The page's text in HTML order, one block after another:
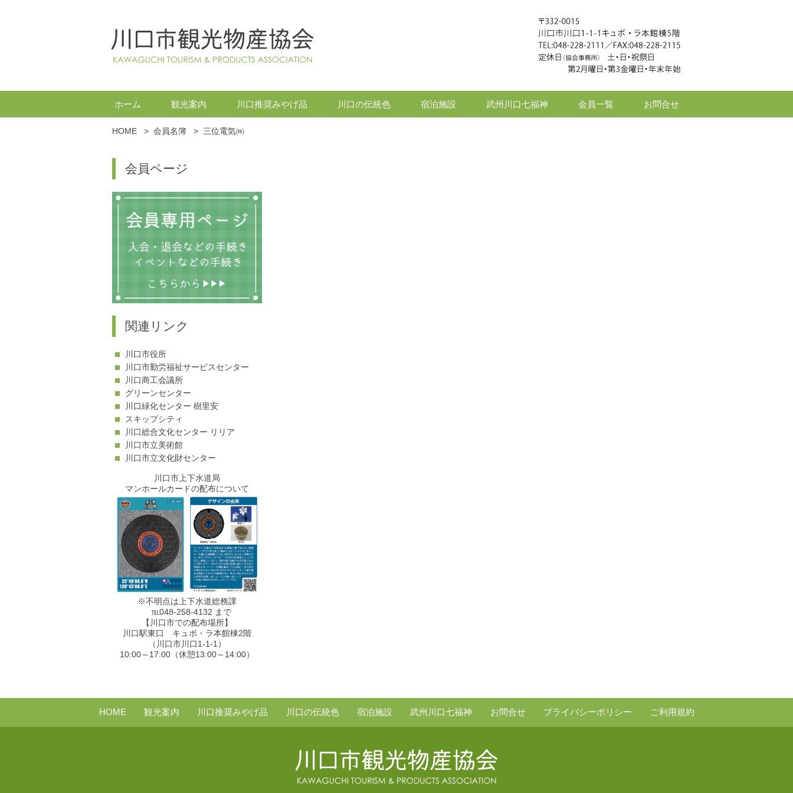
ホーム 観光案内 川口推奨みやげ品 川口の伝統色 宿泊施設 武州川口七福神 会員一覧 お問合せ
HOME > 会員名簿 > 三位電気㈱
会員ページ
関連リンク
川口市役所
川口市勤労福祉サービスセンター
川口商工会議所
グリーンセンター
川口緑化センター 樹里安
スキップシティ
川口総合文化センター リリア
川口市立美術館
川口市立文化財センター
川口市上下水道局
マンホールカードの配布について
※不明点は上下水道総務課
℡048-258-4132 まで
【川口市での配布場所】
川口駅東口 キュポ・ラ本館棟2階
（川口市川口1-1-1）
10:00～17:00（休憩13:00～14:00）
HOME 観光案内 川口推奨みやげ品 川口の伝統色 宿泊施設 武州川口七福神 お問合せ プライバシーポリシー ご利用規約